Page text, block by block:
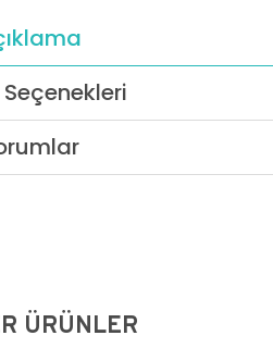
ÜRÜNLER